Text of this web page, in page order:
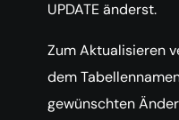
UPDATE änderst.
Zum Aktualisieren
dem
gewünschten